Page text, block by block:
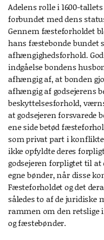
Adelens rolle i 1600-
forbundet med dens
Gennem fæsteforholdet
hans fæstebonde bundet
afhængighedsforhold.
indgåelse bondens
afhængig af, at bonden
afhængig af godsejerens
beskyttelsesforhold,
at godsejeren forsvarede
ene side betød
som privat part i
ikke opfyldte deres
godsejeren forpligtet til
egne bønder, når disse
Fæsteforholdet og det
således to af de juridiske
rammen om den retslige
og fæstebønder.